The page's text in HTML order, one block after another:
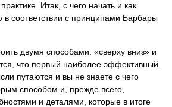
Итак, с чего начать и как
соответствии с принципами Барбары
двумя способами: «сверху вниз» и
что первый наиболее эффективный.
путаются и вы не знаете с чего
способом и, прежде всего,
и деталями, которые в итоге